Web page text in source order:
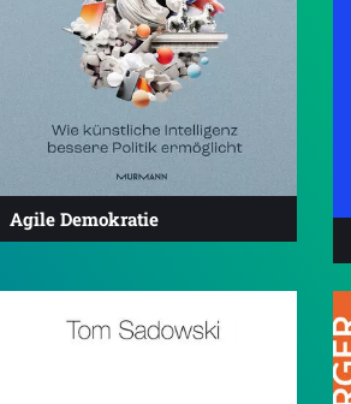
Agile Demokratie